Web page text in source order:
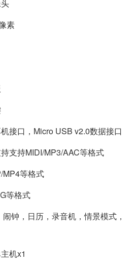
素
接口，Micro USB v2.0数据接口
支持MIDI/MP3/AAC等格式
MP4等格式
等格式
钟，日历，录音机，情景模式，
机x1